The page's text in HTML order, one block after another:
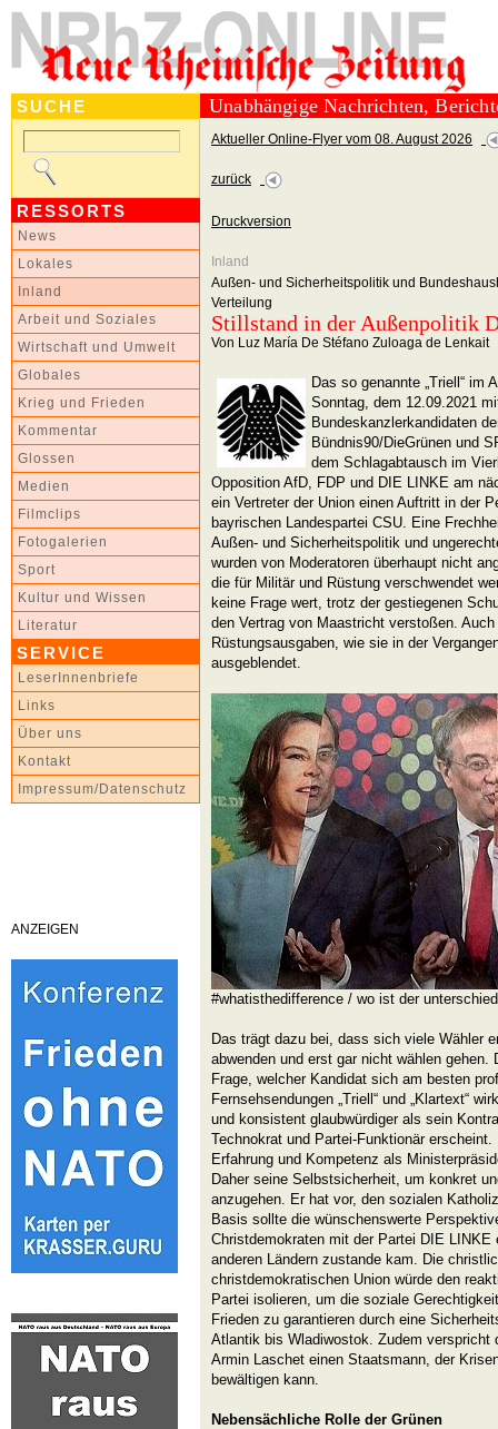
SUCHE
RESSORTS
News
Lokales
Inland
Arbeit und Soziales
Wirtschaft und Umwelt
Globales
Krieg und Frieden
Kommentar
Glossen
Medien
Filmclips
Fotogalerien
Sport
Kultur und Wissen
Literatur
SERVICE
LeserInnenbriefe
Links
Über uns
Kontakt
Impressum/Datenschutz
ANZEIGEN
Unabhängige Nachrichten,
Aktueller Online-Flyer vom 08. August 2026
zurück
Druckversion
Inland
Außen- und Sicherheitspolitik und
Verteilung
Stillstand in der Außenpolitik
Von Luz María De Stéfano Zuloaga de Lenkait
Das so genannte „Triell“ im
Sonntag, dem 12.09.2021
Bundeskanzlerkandidaten
Bündnis90/DieGrünen und
dem Schlagabtausch im
Opposition AfD, FDP und DIE LINKE am
ein Vertreter der Union einen Auftritt in der
bayrischen Landespartei CSU. Eine
Außen- und Sicherheitspolitik und
wurden von Moderatoren überhaupt nicht
die für Militär und Rüstung verschwendet
keine Frage wert, trotz der gestiegenen
den Vertrag von Maastricht verstoßen.
Rüstungsausgaben, wie sie in der
ausgeblendet.
#whatisthedifference / wo ist der
Das trägt dazu bei, dass sich viele Wähler
abwenden und erst gar nicht wählen
Frage, welcher Kandidat sich am besten
Fernsehsendungen „Triell“ und „Klartext“
und konsistent glaubwürdiger als sein
Technokrat und Partei-Funktionär
Erfahrung und Kompetenz als
Daher seine Selbstsicherheit, um konkret
anzugehen. Er hat vor, den sozialen
Basis sollte die wünschenswerte
Christdemokraten mit der Partei DIE
anderen Ländern zustande kam. Die
christdemokratischen Union würde den
Partei isolieren, um die soziale
Frieden zu garantieren durch eine
Atlantik bis Wladiwostok. Zudem verspricht
Armin Laschet einen Staatsmann, der
bewältigen kann.
Nebensächliche Rolle der Grünen